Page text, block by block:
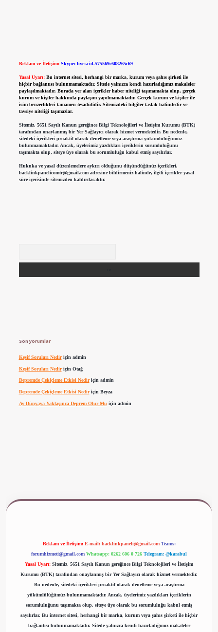
Reklam ve İletişim: Skype: live:.cid.575569c608265c69
Yasal Uyarı: Bu internet sitesi, herhangi bir marka, kurum veya şahıs şirketi ile
hiçbir bağlantısı bulunmamaktadır. Sitede yalnızca kendi hazırladığımız makaleler
paylaşılmaktadır. Burada yer alan içerikler haber niteliği taşımamakta olup, gerçek
kurum ve kişiler hakkında paylaşım yapılmamaktadır. Gerçek kurum ve kişiler ile
isim benzerlikleri tamamen tesadüfidir. Sitemizdeki bilgiler taslak halindedir ve
tavsiye niteliği taşımazlar.
Sitemiz, 5651 Sayılı Kanun gereğince Bilgi Teknolojileri ve İletişim Kurumu (BTK)
tarafından onaylanmış bir Yer Sağlayıcı olarak hizmet vermektedir. Bu nedenle,
sitedeki içerikleri proaktif olarak denetleme veya araştırma yükümlülüğümüz
bulunmamaktadır. Ancak, üyelerimiz yazdıkları içeriklerin sorumluluğunu
taşımakta olup, siteye üye olarak bu sorumluluğu kabul etmiş sayılırlar.
Hukuka ve yasal düzenlemelere aykırı olduğunu düşündüğünüz içerikleri,
backlinkpanelicomtr@gmail.comadresine bildirmeniz halinde, ilgili içerikler yasal
süre içerisinde sitemizden kaldırılacaktır.
Son yorumlar
Keşif Soruları Nediriçin admin
Keşif Soruları Nediriçin Otağ
Depremde Çekiçleme Etkisi Nediriçin admin
Depremde Çekiçleme Etkisi Nediriçin Beyza
Ay Dünyaya Yaklaşınca Deprem Olur Mu için admin
Reklam ve İletişim: E-mail: backlinkpaneli@gmail.com Teams:
forumhizmeti@gmail.com Whatsapp: 0262 606 0 726 Telegram: @karabul
Yasal Uyarı: Sitemiz, 5651 Sayılı Kanun gereğince Bilgi Teknolojileri ve İletişim
Kurumu (BTK) tarafından onaylanmış bir Yer Sağlayıcı olarak hizmet vermektedir.
Bu nedenle, sitedeki içerikleri proaktif olarak denetleme veya araştırma
yükümlülüğümüz bulunmamaktadır. Ancak, üyelerimiz yazdıkları içeriklerin
sorumluluğunu taşımakta olup, siteye üye olarak bu sorumluluğu kabul etmiş
sayılırlar. Bu internet sitesi, herhangi bir marka, kurum veya şahıs şirketi ile hiçbir
bağlantısı bulunmamaktadır. Sitede yalnızca kendi hazırladığımız makaleler